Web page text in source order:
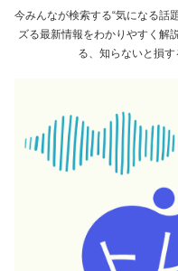
今みんなが検索する“気になる話
ズる最新情報をわかりやすく解
る、知らないと損す